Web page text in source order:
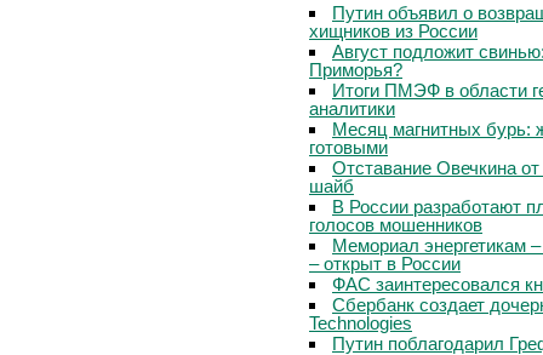
Путин объявил о
хищников из России
Август подложит
Приморья?
Итоги ПМЭФ в области
аналитики
Месяц магнитных бурь:
готовыми
Отставание Овечкина
шайб
В России разработают
голосов мошенников
Мемориал энергетикам
– открыт в России
ФАС заинтересовался
Сбербанк создает
Technologies
Путин поблагодарил